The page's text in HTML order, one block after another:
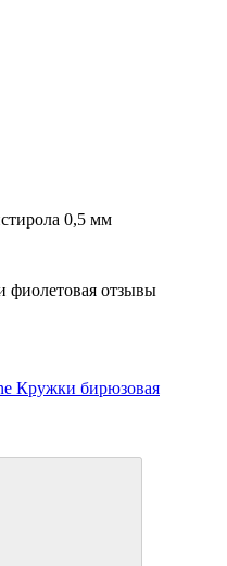
0,5 мм
отзывы
Кружки бирюзовая